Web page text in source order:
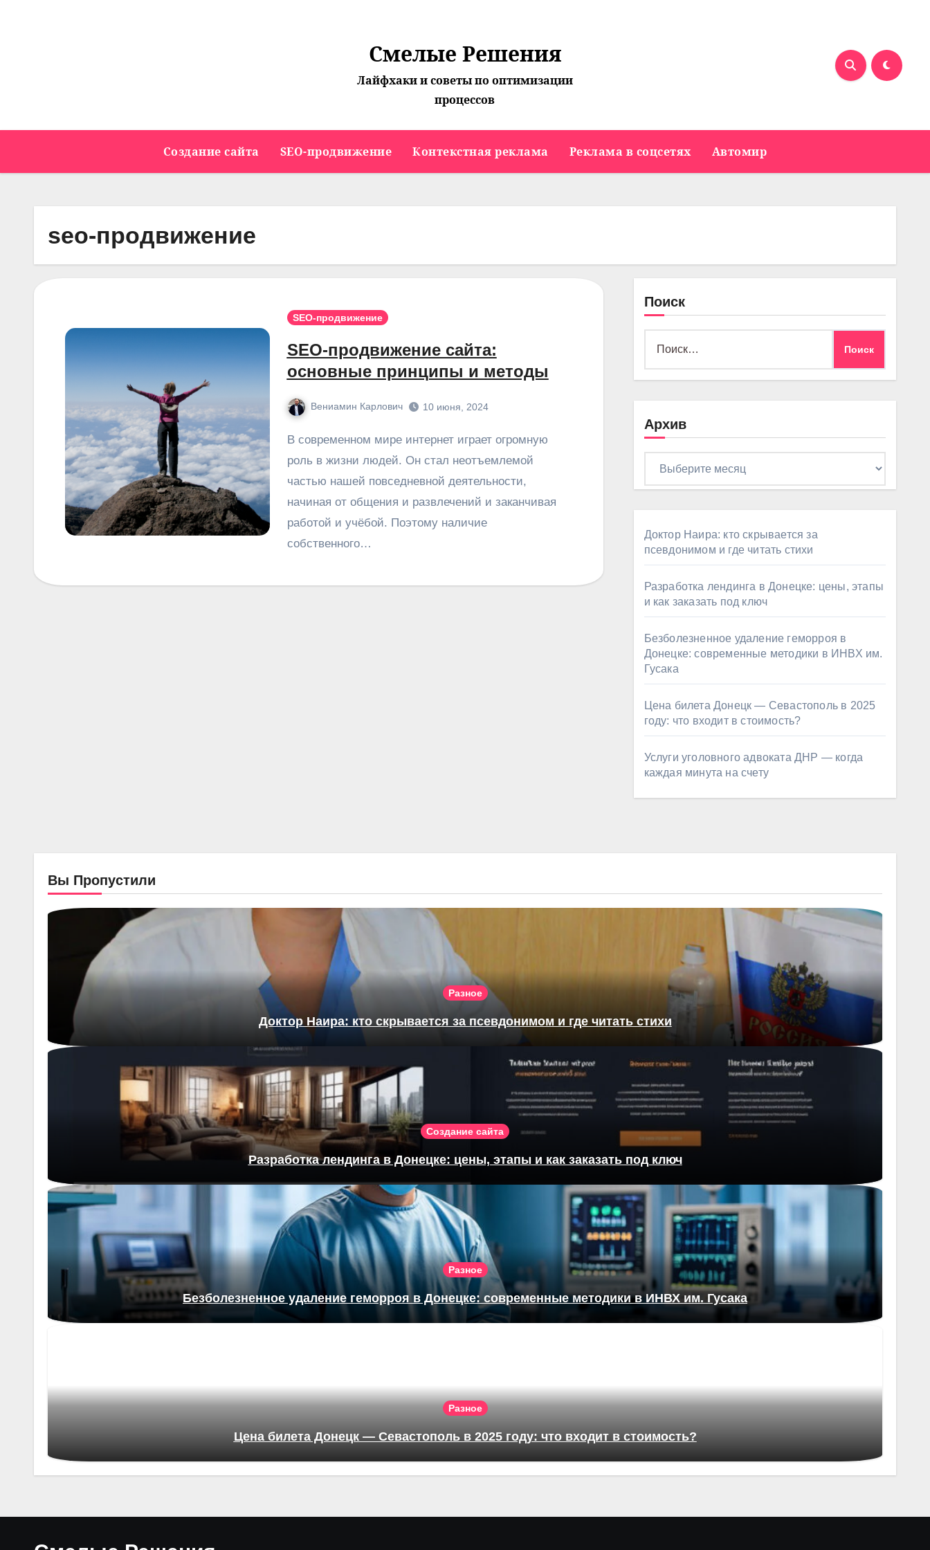
Смелые Решения
Лайфхаки и советы по оптимизации
процессов
Создание сайта SEO-продвижение Контекстная реклама Реклама в соцсетях Автомир
seo-продвижение
SEO-продвижение
SEO-продвижение сайта:
основные принципы и методы
Вениамин Карлович 10 июня, 2024
В современном мире интернет играет огромную
роль в жизни людей. Он стал неотъемлемой
частью нашей повседневной деятельности,
начиная от общения и развлечений и заканчивая
работой и учёбой. Поэтому наличие
собственного…
Поиск
Архив
Доктор Наира: кто скрывается за
псевдонимом и где читать стихи
Разработка лендинга в Донецке: цены, этапы
и как заказать под ключ
Безболезненное удаление геморроя в
Донецке: современные методики в ИНВХ им.
Гусака
Цена билета Донецк — Севастополь в 2025
году: что входит в стоимость?
Услуги уголовного адвоката ДНР — когда
каждая минута на счету
Вы Пропустили
Разное
Доктор Наира: кто скрывается за псевдонимом и где читать стихи
Создание сайта
Разработка лендинга в Донецке: цены, этапы и как заказать под ключ
Разное
Безболезненное удаление геморроя в Донецке: современные методики в ИНВХ им. Гусака
Разное
Цена билета Донецк — Севастополь в 2025 году: что входит в стоимость?